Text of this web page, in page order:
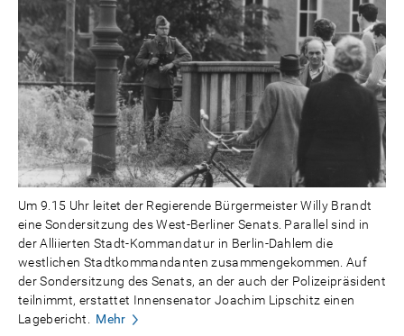
Um 9.15 Uhr leitet der Regierende Bürgermeister Willy Brandt
eine Sondersitzung des West-Berliner Senats. Parallel sind in
der Alliierten Stadt-Kommandatur in Berlin-Dahlem die
westlichen Stadtkommandanten zusammengekommen. Auf
der Sondersitzung des Senats, an der auch der Polizeipräsident
teilnimmt, erstattet Innensenator Joachim Lipschitz einen
Lagebericht.
Mehr